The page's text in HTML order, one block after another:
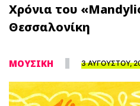
Χρόνια του
Θεσσαλονίκη
ΜΟΥΣΙΚΗ 3 ΑΥΓΟΥΣΤΟΥ,